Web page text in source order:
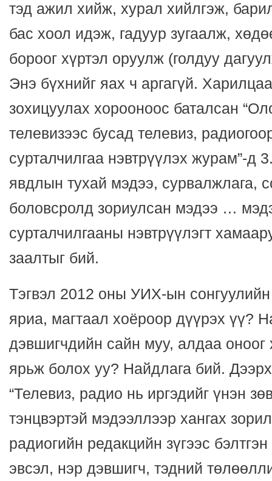
тэд ажил хийж, хурал хийлгэж,
бас хоол идэж, гадуур зугаалж,
бороог хүртэл оруулж (голдуу
Энэ бүхнийг яах ч аргагүй.
зохицуулах хорооноос баталсан
телевизээс бусад телевиз,
сурталчилгаа нэвтрүүлэх журам”-д
явдлын тухай мэдээ, сурвалжлага,
боловсролд зориулсан мэдээ …
сурталчилгааны нэвтрүүлэгт
заалтыг бий.
Тэгвэл 2012 оны УИХ-ын сонгуулийн
яриа, магтаал хоёроор дүүрэх үү?
дэвшигчдийн сайн муу, алдаа оноог
ярьж болох уу? Найдлага бий.
“Телевиз, радио нь иргэдийг үнэн
тэнцвэртэй мэдээллээр хангах
радиогийн редакцийн зүгээс
эвсэл, нэр дэвшигч, тэдний